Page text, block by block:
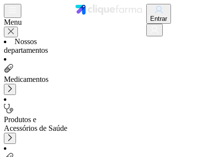
Menu
Nossos
departamentos
Medicamentos
Produtos e
Acessórios de Saúde
Entrar